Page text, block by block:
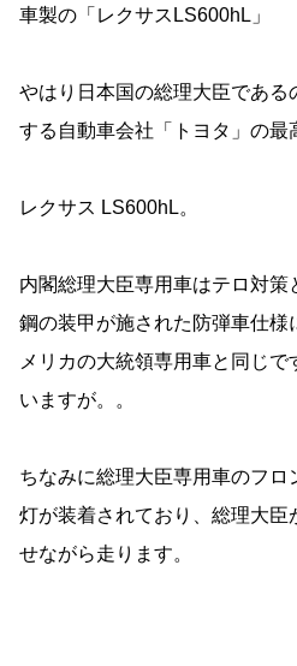
車製の「レクサスLS600hL」
やはり日本国の総理大臣である
する自動車会社「トヨタ」の最
レクサス LS600hL。
内閣総理大臣専用車はテロ対
鋼の装甲が施された防弾車仕様
メリカの大統領専用車と同じ
いますが。。
ちなみに総理大臣専用車のフ
灯が装着されており、総理大臣
せながら走ります。